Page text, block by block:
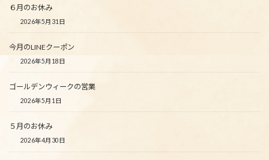
６月のお休み
2026年5月31日
今月のLINEクーポン
2026年5月18日
ゴールデンウィークの営業
2026年5月1日
５月のお休み
2026年4月30日